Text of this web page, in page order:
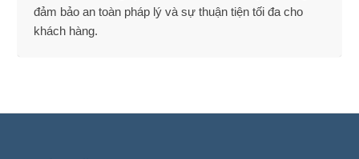
đảm bảo an toàn pháp lý và sự thuận tiện tối đa cho
khách hàng.